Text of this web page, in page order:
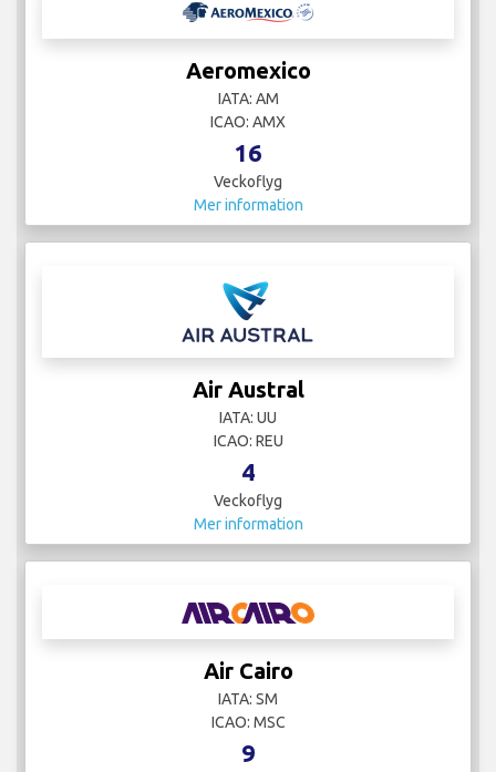
Aeromexico
IATA: AM
ICAO: AMX
16
Veckoflyg
Mer information
Air Austral
IATA: UU
ICAO: REU
4
Veckoflyg
Mer information
Air Cairo
IATA: SM
ICAO: MSC
9